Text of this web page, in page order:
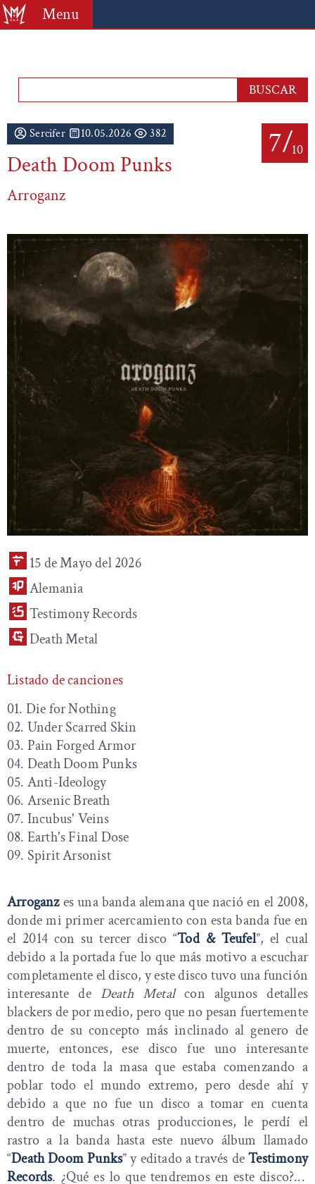
Menu
7/10
Sercifer 10.05.2026 382
Death Doom Punks
Arroganz
15 de Mayo del 2026
Alemania
Testimony Records
Death Metal
Listado de canciones
01. Die for Nothing
02. Under Scarred Skin
03. Pain Forged Armor
04. Death Doom Punks
05. Anti-Ideology
06. Arsenic Breath
07. Incubus' Veins
08. Earth's Final Dose
09. Spirit Arsonist
Arroganzes una banda alemana que nació en el 2008,
donde mi primer acercamiento con esta banda fue en
el 2014 con su tercer disco “Tod & Teufel”, el cual
debido a la portada fue lo que más motivo a escuchar
completamente el disco, y este disco tuvo una función
interesante de Death Metalcon algunos detalles
blackers de por medio, pero que no pesan fuertemente
dentro de su concepto más inclinado al genero de
muerte, entonces, ese disco fue uno interesante
dentro de toda la masa que estaba comenzando a
poblar todo el mundo extremo, pero desde ahí y
debido a que no fue un disco a tomar en cuenta
dentro de muchas otras producciones, le perdí el
rastro a la banda hasta este nuevo álbum llamado
“Death Doom Punks” y editado a través deTestimony
Records. ¿Qué es lo que tendremos en este disco?...